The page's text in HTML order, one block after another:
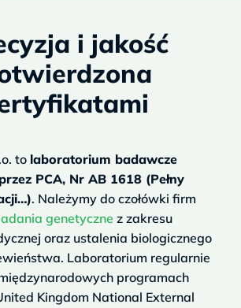
i jakość
to laboratorium badawcze
PCA, Nr AB 1618 (Pełny
. Należymy do czołówki firm
genetyczne z zakresu
oraz ustalenia biologicznego
Laboratorium regularnie
programach
Kingdom National External